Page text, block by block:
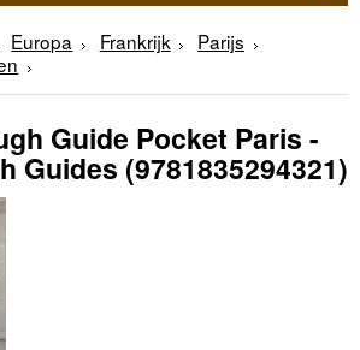
Europa Frankrijk
Parijs
Guide Pocket Paris -
Guides (9781835294321)